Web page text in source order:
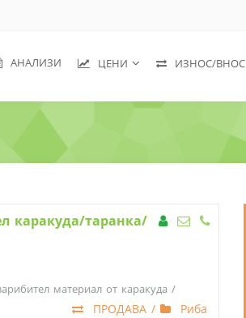
АНАЛИЗИ ЦЕНИ ИЗНОС/ВНОС
каракуда/таранка/
материал от каракуда /
ПРОДАВА / Риба